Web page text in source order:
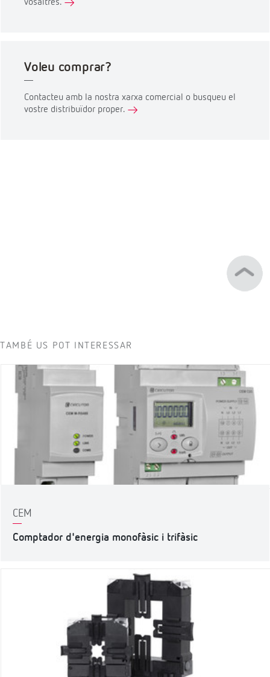
vosaltres.
Voleu comprar?
Contacteu amb la nostra xarxa comercial o busqueu el
vostre distribuïdor proper.
TAMBÉ US POT INTERESSAR
CEM
Comptador d'energia monofàsic i trifàsic